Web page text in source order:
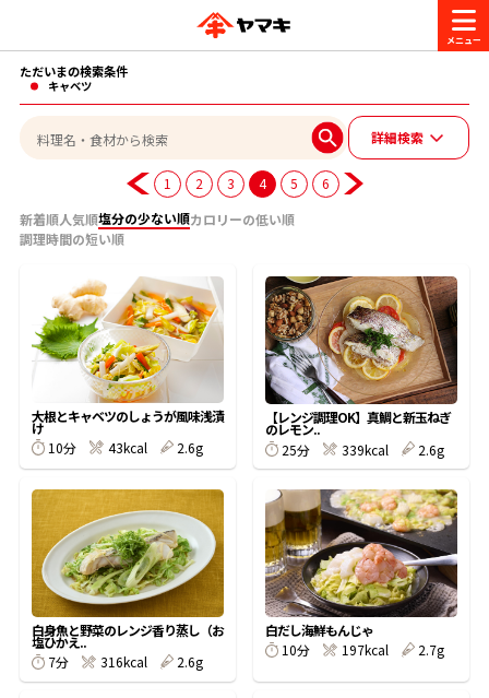
商品情報
ヤマキ『めんつゆ』 ヤマキ 割烹白だし
旨さ、別格。だし屋の鍋 韓福善シリーズ
レシピ
おいしいレシピを探す
おいしいレシピトップ
主食レシピ
主菜レシピ
汁物レシピ
時短レシピ
おいしいレシピを商品から探す
かつお節・だしを楽しむ
かつお節・だしを知る
だしの取り方
かつお節の削り方
かつお節・だしをもっと知る
ヤマキ かつお節プラス®
かつお節・だしを楽しむ
CM・キャンペーン
キャンペーン一覧
企業・採用情報
企業情報
- 百年対話
- ヤマキ かつお節プラス®
採用情報
- ジョブリターン制
お問い合わせ
ヤマキお客様相談室
オンラインショップ
コミュニティサイト
Global
ただいまの検索条件
キャベツ
詳細検索
1 2 3 4 5
6
新着順人気順塩分の少ない順カロリーの低い順
調理時間の短い順
大根とキャベツのしょうが風味浅漬
け
10分
43kcal 2.6g
【レンジ調理OK】真鯛と新玉ねぎ
のレモン..
25分
339kcal 2.6g
白身魚と野菜のレンジ香り蒸し（お
塩ひかえ..
7分
316kcal 2.6g
白だし海鮮もんじゃ
10分
197kcal 2.7g